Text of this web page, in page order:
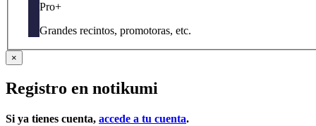
Pro+
Grandes recintos, promotoras, etc.
×
Registro en notikumi
Si ya tienes cuenta, accede a tu cuenta.